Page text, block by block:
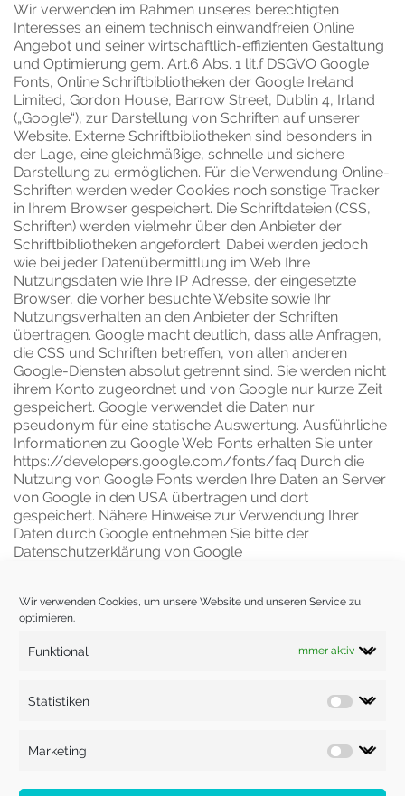
Wir verwenden Cookies, um unsere Website und unseren Service zu
optimieren.
Funktional Immer aktiv
Statistiken
Marketing
Wir verwenden im Rahmen unseres berechtigten
Interesses an einem technisch einwandfreien Online
Angebot und seiner wirtschaftlich-effizienten Gestaltung
und Optimierung gem. Art.6 Abs. 1 lit.f DSGVO Google
Fonts, Online Schriftbibliotheken der Google Ireland
Limited, Gordon House, Barrow Street, Dublin 4, Irland
(„Google“), zur Darstellung von Schriften auf unserer
Website. Externe Schriftbibliotheken sind besonders in
der Lage, eine gleichmäßige, schnelle und sichere
Darstellung zu ermöglichen. Für die Verwendung Online-
Schriften werden weder Cookies noch sonstige Tracker
in Ihrem Browser gespeichert. Die Schriftdateien (CSS,
Schriften) werden vielmehr über den Anbieter der
Schriftbibliotheken angefordert. Dabei werden jedoch
wie bei jeder Datenübermittlung im Web Ihre
Nutzungsdaten wie Ihre IP Adresse, der eingesetzte
Browser, die vorher besuchte Website sowie Ihr
Nutzungsverhalten an den Anbieter der Schriften
übertragen. Google macht deutlich, dass alle Anfragen,
die CSS und Schriften betreffen, von allen anderen
Google-Diensten absolut getrennt sind. Sie werden nicht
ihrem Konto zugeordnet und von Google nur kurze Zeit
gespeichert. Google verwendet die Daten nur
pseudonym für eine statische Auswertung. Ausführliche
Informationen zu Google Web Fonts erhalten Sie unter
https://developers.google.com/fonts/faq Durch die
Nutzung von Google Fonts werden Ihre Daten an Server
von Google in den USA übertragen und dort
gespeichert. Nähere Hinweise zur Verwendung Ihrer
Daten durch Google entnehmen Sie bitte der
Datenschutzerklärung von Google
https://easyrechtssicher.de
Es gilt unsere aktuelle Datenschutzerklärung vom
13.08.2020